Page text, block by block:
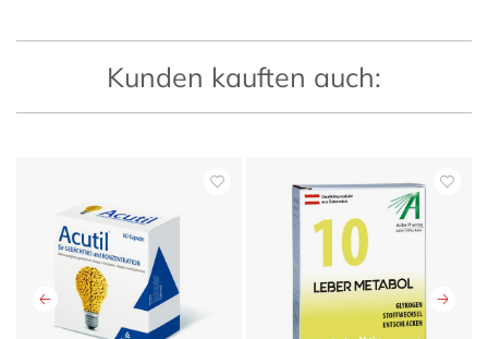
Kunden kauften auch: